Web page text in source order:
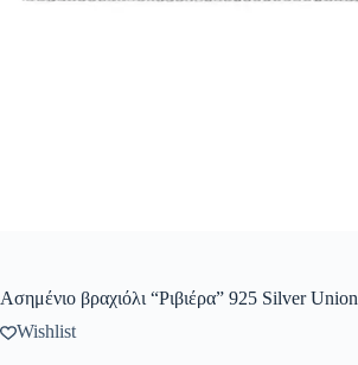
Ασημένιο βραχιόλι “Ριβιέρα” 925 Silver Union
Wishlist